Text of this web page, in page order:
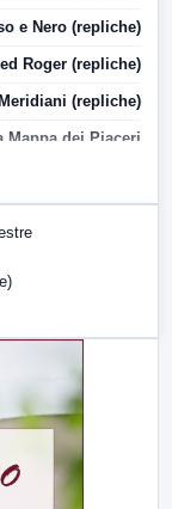
e Nero (repliche)
Roger (repliche)
(repliche)
Mappa dei Piaceri